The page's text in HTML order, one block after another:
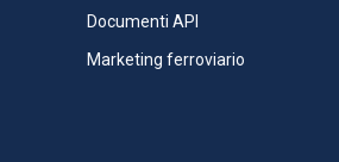
Documenti API
Marketing ferroviario